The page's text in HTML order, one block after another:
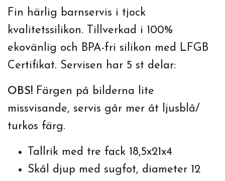
Fin härlig barnservis i tjock
kvalitetssilikon. Tillverkad i 100%
ekovänlig och BPA-fri silikon med LFGB
Certifikat. Servisen har 5 st delar:
OBS! Färgen på bilderna lite
missvisande, servis går mer åt ljusblå/
turkos färg.
Tallrik med tre fack 18,5x21x4
Skål djup med sugfot, diameter 12